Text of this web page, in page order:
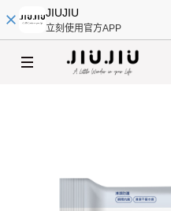
JIUJIU
立刻使用官方APP